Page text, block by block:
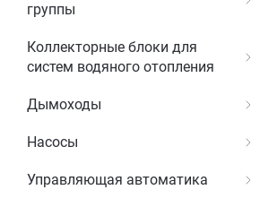
группы
Коллекторные блоки для
систем водяного отопления
Дымоходы
Насосы
Управляющая автоматика